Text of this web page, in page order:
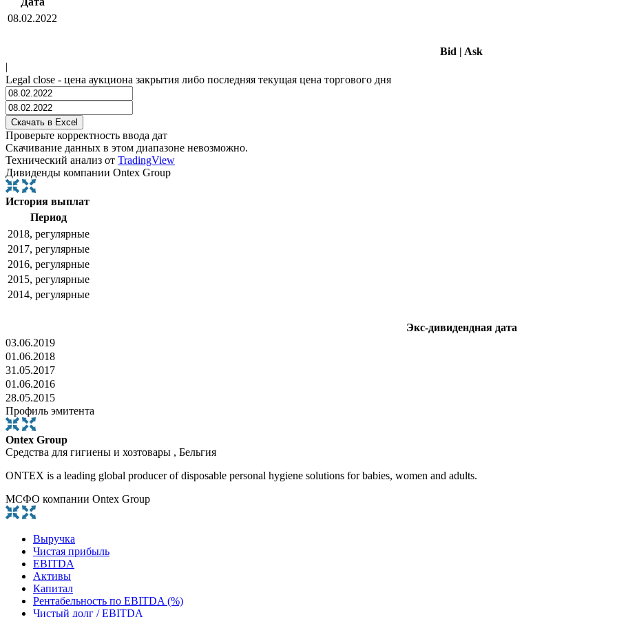
08.02.2022
Bid | Ask
|
Legal close - цена аукциона закрытия либо последняя текущая цена торгового дня
Проверьте корректность ввода дат
Скачивание данных в этом диапазоне невозможно.
Технический анализ от TradingView
Дивиденды компании Ontex Group
История выплат
Период
2018, регулярные
2017, регулярные
2016, регулярные
2015, регулярные
2014, регулярные
Экс-дивидендная дата
03.06.2019
01.06.2018
31.05.2017
01.06.2016
28.05.2015
Профиль эмитента
Ontex Group
Средства для гигиены и хозтовары , Бельгия
ONTEX is a leading global producer of disposable personal hygiene solutions for babies, women and adults.
МСФО компании Ontex Group
Выручка
Чистая прибыль
EBITDA
Активы
Капитал
Рентабельность по EBITDA (%)
Чистый долг / EBITDA